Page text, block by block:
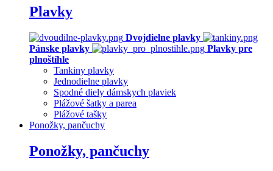
Plavky
Dvojdielne plavky
Pánske plavky
Plavky pre
plnoštíhle
Tankiny plavky
Jednodielne plavky
Spodné diely dámskych plaviek
Plážové šatky a parea
Plážové tašky
Ponožky, pančuchy
Ponožky, pančuchy